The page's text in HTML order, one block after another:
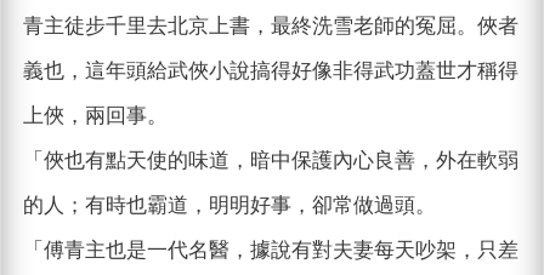
青主徒步千里去北京上書，最終洗雪老師的冤屈。俠者
義也，這年頭給武俠小說搞得好像非得武功蓋世才稱得
上俠，兩回事。
「俠也有點天使的味道，暗中保護內心良善，外在軟弱
的人；有時也霸道，明明好事，卻常做過頭。
「傅青主也是一代名醫，據說有對夫妻每天吵架，只差